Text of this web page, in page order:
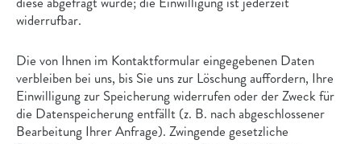
widerrufbar.
Die von Ihnen im Kontaktformular eingegebenen Daten
verbleiben bei uns, bis Sie uns zur Löschung auffordern, Ihre
Einwilligung zur Speicherung widerrufen oder der Zweck für
die Datenspeicherung entfällt (z. B. nach abgeschlossener
Bearbeitung Ihrer Anfrage). Zwingende gesetzliche